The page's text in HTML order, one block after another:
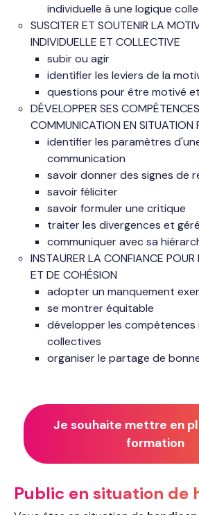
individuelle à une logique
SUSCITER ET SOUTENIR LA
INDIVIDUELLE ET COLLECTIVE
subir ou agir
identifier les leviers de la
questions pour être motivé
DÉVELOPPER SES
COMMUNICATION EN SITUATION
identifier les paramètres
communication
savoir donner des signes de
savoir féliciter
savoir formuler une critique
traiter les divergences et
communiquer avec sa
INSTAURER LA CONFIANCE POUR
ET DE COHÉSION
adopter un manquement
se montrer équitable
développer les compétences
collectives
organiser le partage de
Je souhaite mettre en
formation
Public en situation de